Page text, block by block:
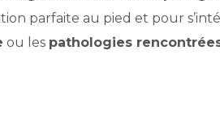
parfaite au pied et pour
ou les pathologies